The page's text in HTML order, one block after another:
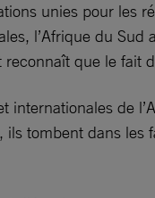
unies pour les
l’Afrique du
que le fait
internationales de
tombent dans